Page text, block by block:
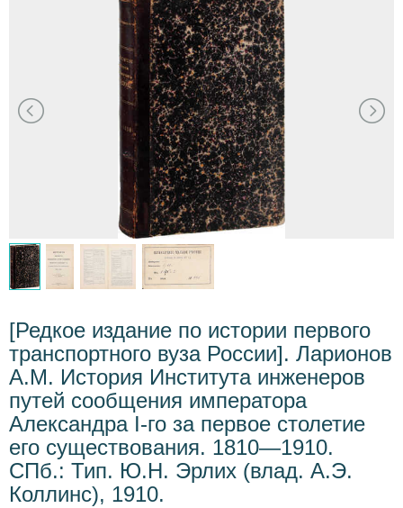
[Редкое издание по истории первого
транспортного вуза России]. Ларионов
А.М. История Института инженеров
путей сообщения императора
Александра I-го за первое столетие
его существования. 1810—1910.
СПб.: Тип. Ю.Н. Эрлих (влад. А.Э.
Коллинс), 1910.